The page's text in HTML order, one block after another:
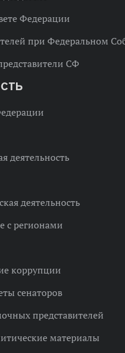
Федерации
при Федеральном
СФ
деятельность
деятельность
с регионами
коррупции
сенаторов
представителей
материалы